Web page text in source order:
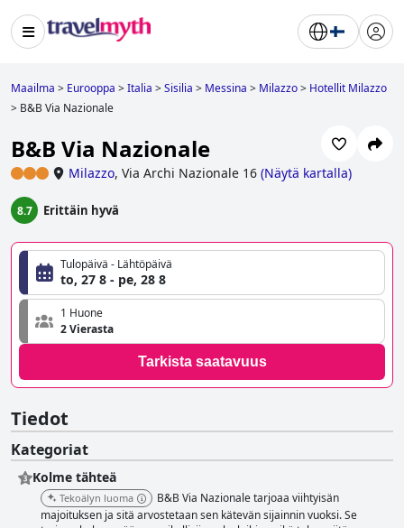
Maailma > Eurooppa >Italia >Sisilia > Messina > Milazzo> Hotellit Milazzo
> B&B Via Nazionale
B&B Via Nazionale
Milazzo, Via Archi Nazionale 16 (Näytä kartalla)
8.7 Erittäin hyvä
Tulopäivä - Lähtöpäivä
to, 27 8 - pe, 28 8
1 Huone
2 Vierasta
Tarkista saatavuus
Tiedot
Kategoriat
Kolme tähteä
Tekoälyn luoma
B&B Via Nazionale tarjoaa viihtyisän
majoituksen ja sitä arvostetaan sen kätevän sijainnin vuoksi. Se